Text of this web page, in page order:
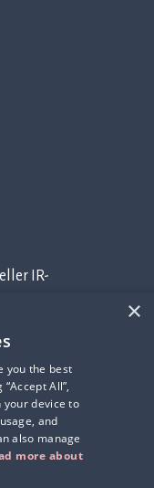
IR-
×
you the best
All”,
your device to
and
also manage
more about